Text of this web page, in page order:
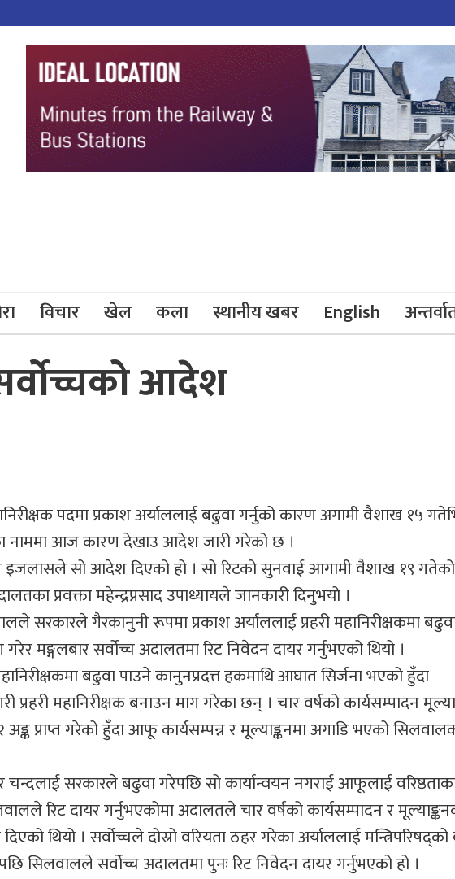
विचार खेल कला स्थानीय खबर English
आदेश
पदमा प्रकाश अर्याललाई बढुवा गर्नुको कारण अगामी वैशाख १५
नाममा आज कारण देखाउ आदेश जारी गरेको छ ।
इजलासले सो आदेश दिएको हो । सो रिटको सुनवाई आगामी वैशाख १९
प्रवक्ता महेन्द्रप्रसाद उपाध्यायले जानकारी दिनुभयो ।
सरकारले गैरकानुनी रूपमा प्रकाश अर्याललाई प्रहरी महानिरीक्षकमा
मङ्गलबार सर्वोच्च अदालतमा रिट निवेदन दायर गर्नुभएको थियो ।
बढुवा पाउने कानुनप्रदत्त हकमाथि आघात सिर्जना भएको हुँदा
प्रहरी महानिरीक्षक बनाउन माग गरेका छन् । चार वर्षको कार्यसम्पादन
प्राप्त गरेको हुँदा आफू कार्यसम्पन्न र मूल्याङ्कनमा अगाडि भएको
चन्दलाई सरकारले बढुवा गरेपछि सो कार्यान्वयन नगराई आफूलाई
रिट दायर गर्नुभएकोमा अदालतले चार वर्षको कार्यसम्पादन र
थियो । सर्वोच्चले दोस्रो वरियता ठहर गरेका अर्याललाई
सिलवालले सर्वोच्च अदालतमा पुनः रिट निवेदन दायर गर्नुभएको हो ।